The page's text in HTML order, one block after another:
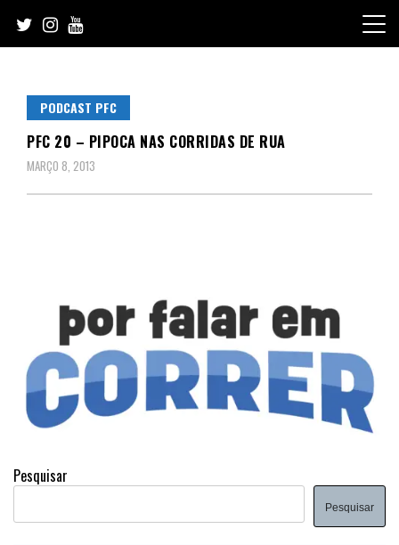
content
PODCAST PFC
PFC 20 – PIPOCA NAS CORRIDAS DE RUA
MARÇO 8, 2013
Pesquisar
Pesquisar